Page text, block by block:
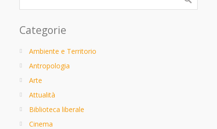
Categorie
Ambiente e Territorio
Antropologia
Arte
Attualità
Biblioteca liberale
Cinema